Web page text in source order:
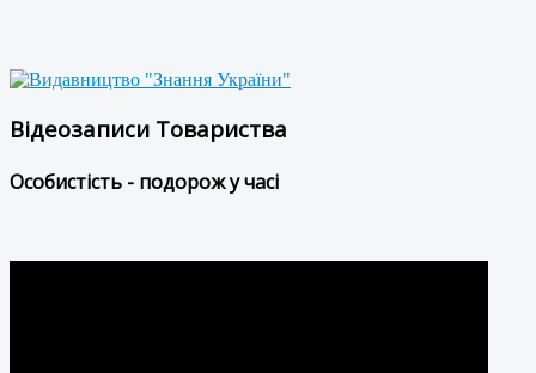
Відеозаписи Товариства
Особистість - подорож у часі